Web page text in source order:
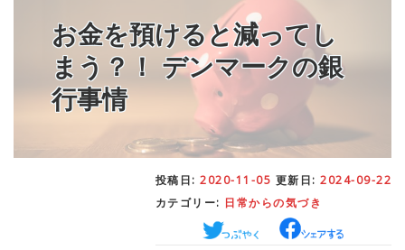
LIFE TIPS – 生活便利帳 FOOD – ごはん事情
STUDY– 留学関連情報
WORK– デンマークの働き方
– 日本人の考察
お金を預けると減ってし
まう？！ デンマークの銀
行事情
投稿日: 2020-11-05 更新日: 2024-09-22
カテゴリー: 日常からの気づき